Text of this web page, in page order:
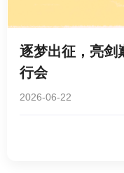
逐梦出征，亮剑
行会
2026-06-22